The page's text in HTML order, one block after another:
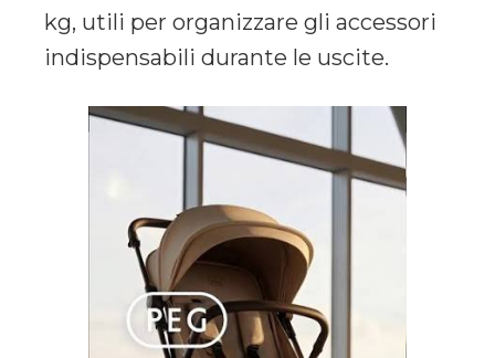
kg, utili per organizzare gli accessori
indispensabili durante le uscite.